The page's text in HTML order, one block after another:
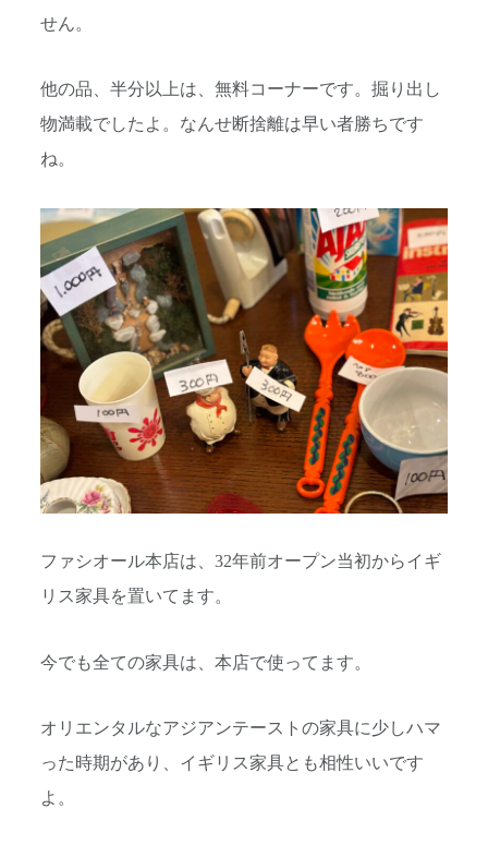
せん。
他の品、半分以上は、無料コーナーです。掘り出し
物満載でしたよ。なんせ断捨離は早い者勝ちです
ね。
ファシオール本店は、32年前オープン当初からイギ
リス家具を置いてます。
今でも全ての家具は、本店で使ってます。
オリエンタルなアジアンテーストの家具に少しハマ
った時期があり、イギリス家具とも相性いいです
よ。